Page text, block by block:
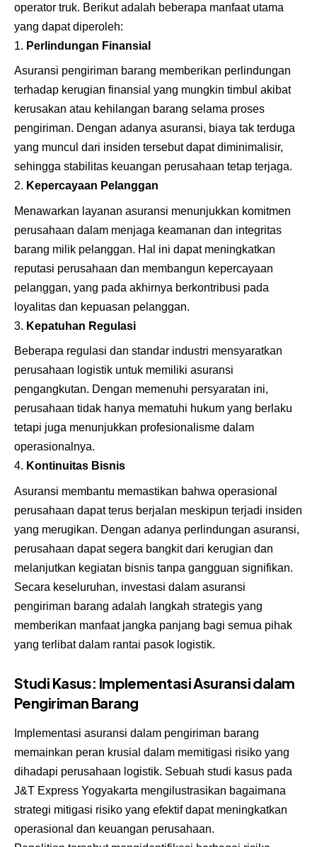
operator truk. Berikut adalah beberapa manfaat utama
yang dapat diperoleh:
Perlindungan Finansial
Asuransi pengiriman barang memberikan perlindungan
terhadap kerugian finansial yang mungkin timbul akibat
kerusakan atau kehilangan barang selama proses
pengiriman. Dengan adanya asuransi, biaya tak terduga
yang muncul dari insiden tersebut dapat diminimalisir,
sehingga stabilitas keuangan perusahaan tetap terjaga.
Kepercayaan Pelanggan
Menawarkan layanan asuransi menunjukkan komitmen
perusahaan dalam menjaga keamanan dan integritas
barang milik pelanggan. Hal ini dapat meningkatkan
reputasi perusahaan dan membangun kepercayaan
pelanggan, yang pada akhirnya berkontribusi pada
loyalitas dan kepuasan pelanggan.
Kepatuhan Regulasi
Beberapa regulasi dan standar industri mensyaratkan
perusahaan logistik untuk memiliki asuransi
pengangkutan. Dengan memenuhi persyaratan ini,
perusahaan tidak hanya mematuhi hukum yang berlaku
tetapi juga menunjukkan profesionalisme dalam
operasionalnya.
Kontinuitas Bisnis
Asuransi membantu memastikan bahwa operasional
perusahaan dapat terus berjalan meskipun terjadi insiden
yang merugikan. Dengan adanya perlindungan asuransi,
perusahaan dapat segera bangkit dari kerugian dan
melanjutkan kegiatan bisnis tanpa gangguan signifikan.
Secara keseluruhan, investasi dalam asuransi
pengiriman barang adalah langkah strategis yang
memberikan manfaat jangka panjang bagi semua pihak
yang terlibat dalam rantai pasok logistik.
Studi Kasus: Implementasi Asuransi dalam
Pengiriman Barang
Implementasi asuransi dalam pengiriman barang
memainkan peran krusial dalam memitigasi risiko yang
dihadapi perusahaan logistik. Sebuah studi kasus pada
J&T Express Yogyakarta mengilustrasikan bagaimana
strategi mitigasi risiko yang efektif dapat meningkatkan
operasional dan keuangan perusahaan.